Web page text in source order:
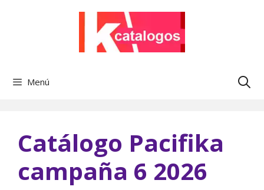
Menú
Catálogo Pacifika
campaña 6 2026